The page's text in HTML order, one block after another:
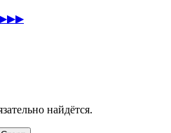
найдётся.